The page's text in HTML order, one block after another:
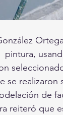
pintura,
se realizaron
de
reiteró que